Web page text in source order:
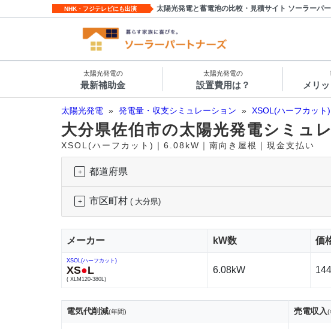
NHK・フジテレビにも出演 太陽光発電と蓄電池の比較・見積サイト ソーラーパ
太陽光発電の
最新補助金
太陽光発電の
設置費用は？ メリ
太陽光発電 » 発電量・収支シミュレーション » XSOL(ハーフカット)
大分県佐伯市の太陽光発電シミュ
XSOL(ハーフカット)｜6.08kW｜南向き屋根｜現金支払い
都道府県
市区町村 ( 大分県)
メーカー kW数 価
XSOL(ハーフカット)
XS●L
( XLM120-380L)
6.08kW
電気代削減(年間) 売電収入(